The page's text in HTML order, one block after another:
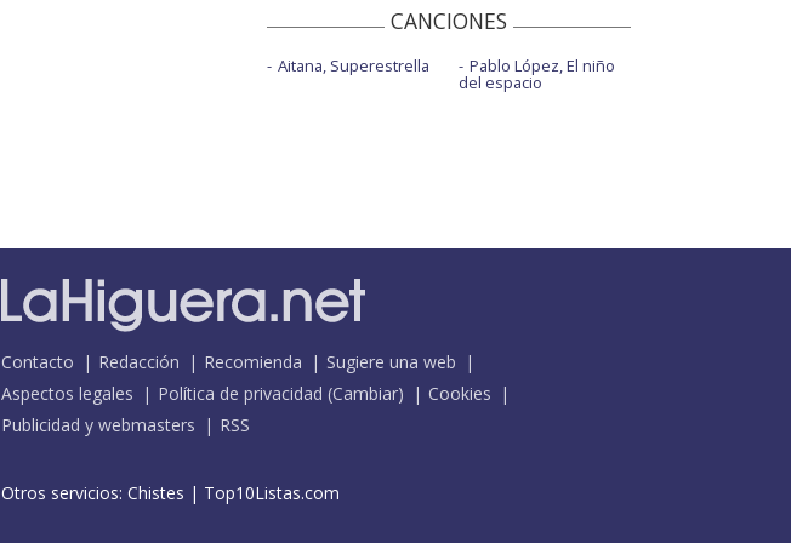
CANCIONES
Aitana, Superestrella Pablo López, El niño
del espacio
Contacto Redacción Recomienda
Sugiere una web
Aspectos legales
Política de privacidad (Cambiar)
Cookies
Publicidad y webmasters
RSS
Otros servicios: Chistes | Top10Listas.com